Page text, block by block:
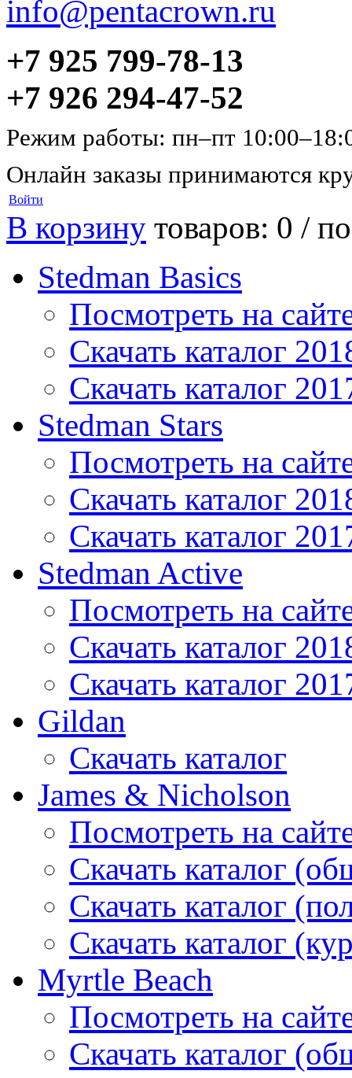
info@pentacrown.ru
+7 925 799-78-13
+7 926 294-47-52
Режим работы: пн–пт
Онлайн заказы принимаются
Войти
В корзину товаров: 0 /
Stedman Basics
Посмотреть на
Скачать каталог
Скачать каталог
Stedman Stars
Посмотреть на
Скачать каталог
Скачать каталог
Stedman Active
Посмотреть на
Скачать каталог
Скачать каталог
Gildan
Скачать каталог
James & Nicholson
Посмотреть на
Скачать каталог
Скачать каталог
Скачать каталог
Myrtle Beach
Посмотреть на
Скачать каталог